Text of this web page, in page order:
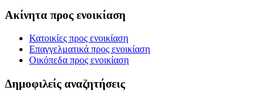
Ακίνητα προς ενοικίαση
Κατοικίες προς ενοικίαση
Επαγγελματικά προς ενοικίαση
Οικόπεδα προς ενοικίαση
Δημοφιλείς αναζητήσεις